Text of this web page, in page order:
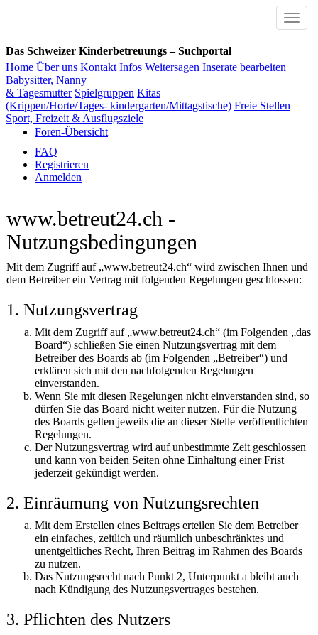
Toggle
Das Schweizer Kinderbetreuungs – Suchportal
Home Über uns Kontakt Infos Weitersagen Inserate bearbeiten
Babysitter, Nanny
& Tagesmutter Spielgruppen Kitas
(Krippen/Horte/Tages- kindergarten/Mittagstische) Freie Stellen
Sport, Freizeit & Ausflugsziele
Foren-Übersicht
FAQ
Registrieren
Anmelden
www.betreut24.ch -
Nutzungsbedingungen
Mit dem Zugriff auf „www.betreut24.ch“ wird zwischen Ihnen und
dem Betreiber ein Vertrag mit folgenden Regelungen geschlossen:
1. Nutzungsvertrag
Mit dem Zugriff auf „www.betreut24.ch“ (im Folgenden „das
Board“) schließen Sie einen Nutzungsvertrag mit dem
Betreiber des Boards ab (im Folgenden „Betreiber“) und
erklären sich mit den nachfolgenden Regelungen
einverstanden.
Wenn Sie mit diesen Regelungen nicht einverstanden sind, so
dürfen Sie das Board nicht weiter nutzen. Für die Nutzung
des Boards gelten jeweils die an dieser Stelle veröffentlichten
Regelungen.
Der Nutzungsvertrag wird auf unbestimmte Zeit geschlossen
und kann von beiden Seiten ohne Einhaltung einer Frist
jederzeit gekündigt werden.
2. Einräumung von Nutzungsrechten
Mit dem Erstellen eines Beitrags erteilen Sie dem Betreiber
ein einfaches, zeitlich und räumlich unbeschränktes und
unentgeltliches Recht, Ihren Beitrag im Rahmen des Boards
zu nutzen.
Das Nutzungsrecht nach Punkt 2, Unterpunkt a bleibt auch
nach Kündigung des Nutzungsvertrages bestehen.
3. Pflichten des Nutzers